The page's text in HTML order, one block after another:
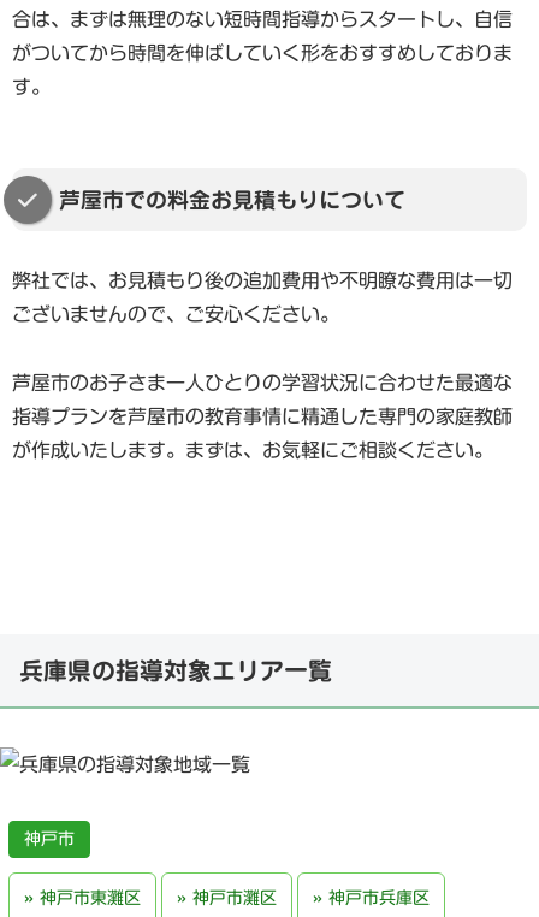
合は、まずは無理のない短時間指導からスタートし、自信
がついてから時間を伸ばしていく形をおすすめしておりま
す。
芦屋市での料金お見積もりについて
弊社では、お見積もり後の追加費用や不明瞭な費用は一切
ございませんので、ご安心ください。
芦屋市のお子さま一人ひとりの学習状況に合わせた最適な
指導プランを芦屋市の教育事情に精通した専門の家庭教師
が作成いたします。まずは、お気軽にご相談ください。
兵庫県の指導対象エリア一覧
神戸市
神戸市東灘区 神戸市灘区 神戸市兵庫区